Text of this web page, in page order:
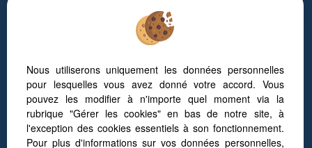
Villeneuve-les-maguelone (34750)
Saint-gÉly-du-fesc (34980)
Gallargues Le Montueux (30660)
NÎmes (30900)
Baillargues (34670)
Nous utiliserons uniquement les données personnelles
pour lesquelles vous avez donné votre accord. Vous
pouvez les modifier à n'importe quel moment via la
rubrique "Gérer les cookies" en bas de notre site, à
l'exception des cookies essentiels à son fonctionnement.
Pour plus d'informations sur vos données personnelles,